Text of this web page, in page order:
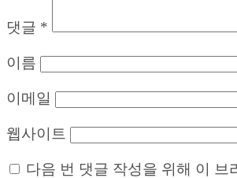
댓글 *
이름
이메일
웹사이트
다음 번 댓글 작성을 위해 이 브